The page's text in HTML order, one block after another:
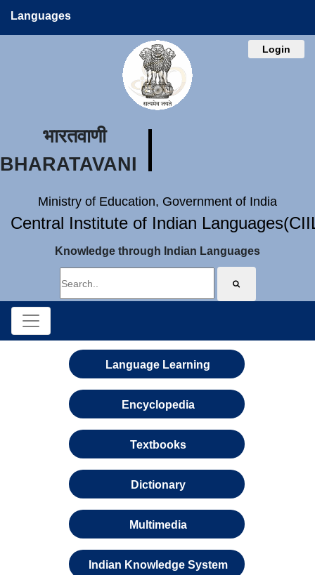
Languages
Login
भारतवाणी
BHARATAVANI
Ministry of Education, Government of India
Central Institute of Indian
Knowledge through Indian Languages
Language Learning
Encyclopedia
Textbooks
Dictionary
Multimedia
Indian Knowledge System